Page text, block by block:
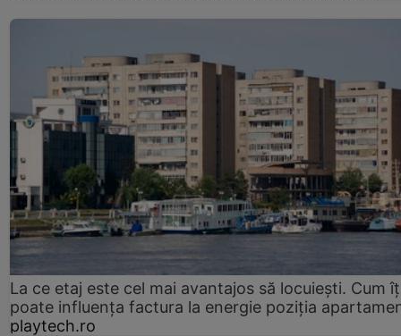
La ce etaj este cel mai avantajos să locuiești. Cum
poate influența factura la energie poziția
playtech.ro